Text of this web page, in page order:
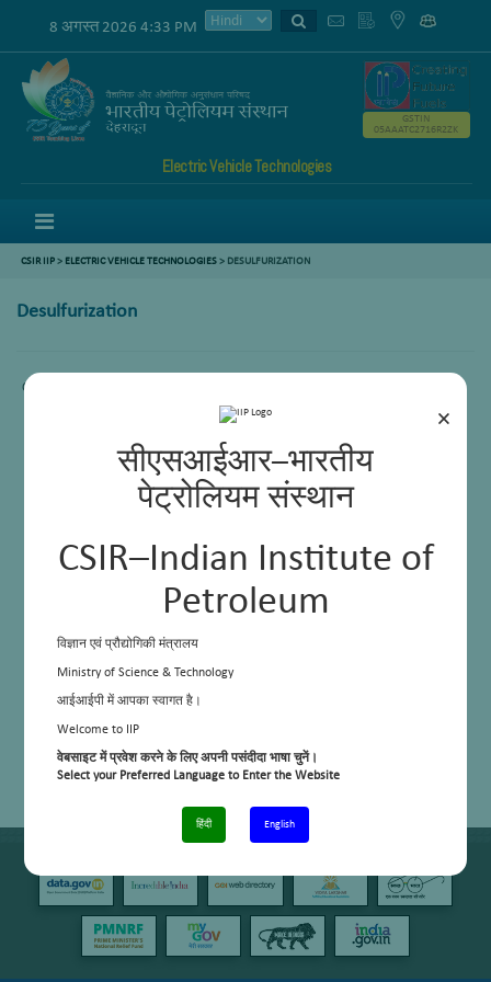
×
सीएसआईआर–भारतीय
पेट्रोलियम संस्थान
CSIR–Indian Institute of
Petroleum
विज्ञान एवं प्रौद्योगिकी मंत्रालय
Ministry of Science & Technology
आईआईपी में आपका स्वागत है।
Welcome to IIP
वेबसाइट में प्रवेश करने के लिए अपनी पसंदीदा भाषा चुनें।
Select your Preferred Language to Enter the Website
हिंदी English
8 अगस्त 2026 4:33 PM
Electric Vehicle Technologies
GSTIN
05AAATC2716R2ZK
CSIR IIP> ELECTRIC VEHICLE TECHNOLOGIES> DESULFURIZATION
Desulfurization
Comming Soon.